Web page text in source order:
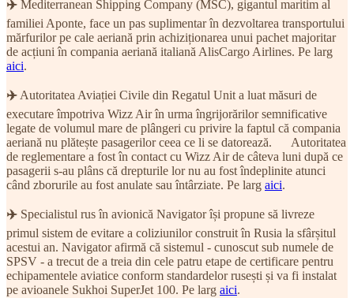
✈️ Mediterranean Shipping Company (MSC), gigantul maritim al
familiei Aponte, face un pas suplimentar în dezvoltarea transportului
mărfurilor pe cale aeriană prin achiziționarea unui pachet majoritar
de acțiuni în compania aeriană italiană AlisCargo Airlines. Pe larg
aici.
✈️Autoritatea Aviației Civile din Regatul Unit a luat măsuri de
executare împotriva Wizz Air în urma îngrijorărilor semnificative
legate de volumul mare de plângeri cu privire la faptul că compania
aeriană nu plătește pasagerilor ceea ce li se datorează. Autoritatea
de reglementare a fost în contact cu Wizz Air de câteva luni după ce
pasagerii s-au plâns că drepturile lor nu au fost îndeplinite atunci
când zborurile au fost anulate sau întârziate. Pe larg aici.
✈️ Specialistul rus în avionică Navigator își propune să livreze
primul sistem de evitare a coliziunilor construit în Rusia la sfârșitul
acestui an. Navigator afirmă că sistemul - cunoscut sub numele de
SPSV - a trecut de a treia din cele patru etape de certificare pentru
echipamentele aviatice conform standardelor rusești și va fi instalat
pe avioanele Sukhoi SuperJet 100. Pe larg aici.